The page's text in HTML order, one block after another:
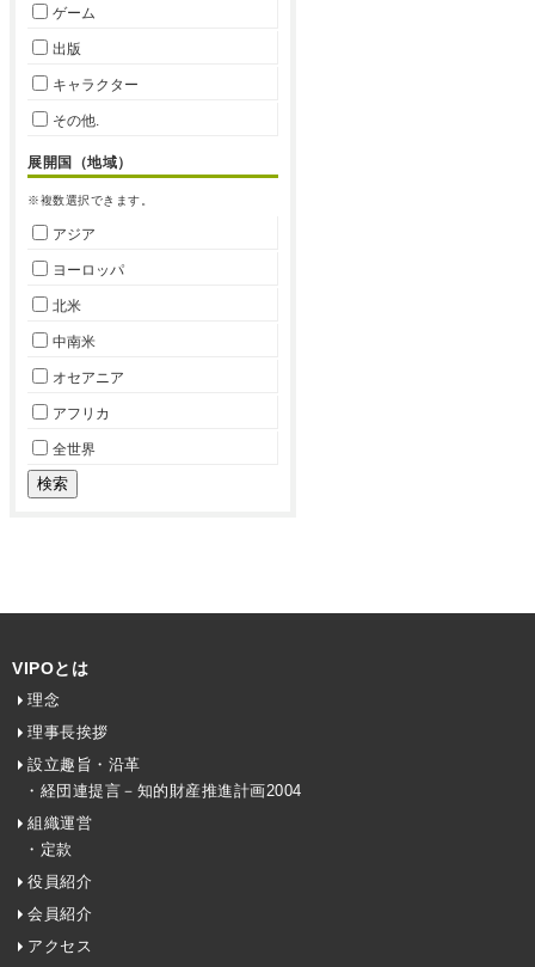
ゲーム
出版
キャラクター
その他.
展開国（地域）
※複数選択できます。
アジア
ヨーロッパ
北米
中南米
オセアニア
アフリカ
全世界
VIPOとは
理念
理事長挨拶
設立趣旨・沿革
・経団連提言－知的財産推進計画2004
組織運営
・定款
役員紹介
会員紹介
アクセス